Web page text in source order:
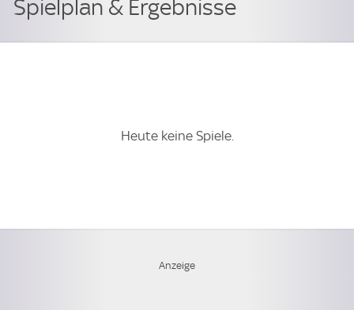
Heute keine Spiele.